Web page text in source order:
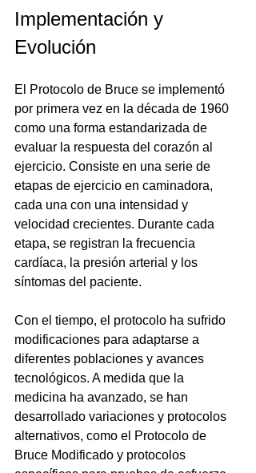
Implementación y
Evolución
El Protocolo de Bruce se implementó
por primera vez en la década de 1960
como una forma estandarizada de
evaluar la respuesta del corazón al
ejercicio. Consiste en una serie de
etapas de ejercicio en caminadora,
cada una con una intensidad y
velocidad crecientes. Durante cada
etapa, se registran la frecuencia
cardíaca, la presión arterial y los
síntomas del paciente.
Con el tiempo, el protocolo ha sufrido
modificaciones para adaptarse a
diferentes poblaciones y avances
tecnológicos. A medida que la
medicina ha avanzado, se han
desarrollado variaciones y protocolos
alternativos, como el Protocolo de
Bruce Modificado y protocolos